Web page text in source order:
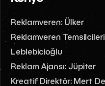
Reklamveren: Ülker
Reklamveren
Leblebicioğlu
Reklam Ajansı: Jüpiter
Kreatif Direktör: Mert